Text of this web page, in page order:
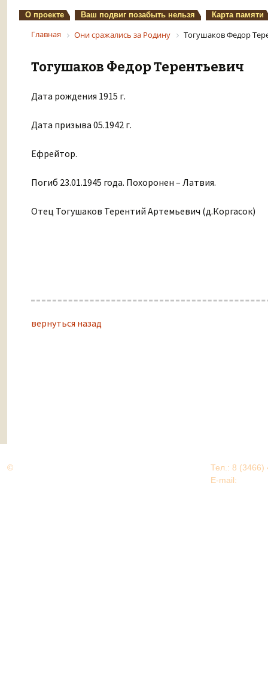
О проекте Ваш подвиг позабыть нельзя Карта памяти
Главная Они сражались за Родину Тогушаков Федор
Тогушаков Федор Терентьевич
Дата рождения 1915 г.
Дата призыва 05.1942 г.
Ефрейтор.
Погиб 23.01.1945 года. Похоронен – Латвия.
Отец Тогушаков Терентий Артемьевич (д.Коргасок)
вернуться назад
©
Тел.: 8 (3466)
E-mail: